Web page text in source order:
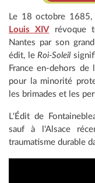
Le 18 octobre 1685,
Louis XIV révoque
Nantes par son
édit, leRoi-Soleil
France en-dehors
pour la minorité
les brimades et les
L'Édit de
sauf à l'Alsace
traumatisme durable